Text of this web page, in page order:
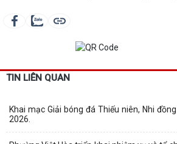
TIN LIÊN QUAN
Khai mạc Giải bóng đá Thiếu niên, Nhi
2026.